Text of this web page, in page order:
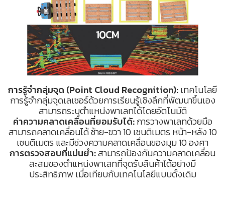
การรู้จำกลุ่มจุด (Point Cloud Recognition):เทคโนโลยี
การรู้จำกลุ่มจุดเลเซอร์ด้วยการเรียนรู้เชิงลึกที่พัฒนาขึ้นเอง
สามารถระบุตำแหน่งพาเลทได้โดยอัตโนมัติ
ค่าความคลาดเคลื่อนที่ยอมรับได้:การวางพาเลทด้วยมือ
สามารถคลาดเคลื่อนได้ ซ้าย-ขวา 10 เซนติเมตร หน้า-หลัง 10
เซนติเมตร และมีช่วงความคลาดเคลื่อนของมุม 10 องศา
การตรวจสอบที่แม่นยำ:สามารถป้องกันความคลาดเคลื่อน
สะสมของตำแหน่งพาเลทที่จุดรับสินค้าได้อย่างมี
ประสิทธิภาพ เมื่อเทียบกับเทคโนโลยีแบบดั้งเดิม